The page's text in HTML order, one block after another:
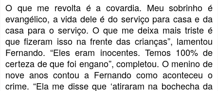
O que me revolta é a covardia. Meu sobrinho é
evangélico, a vida dele é do serviço para casa e da
casa para o serviço. O que me deixa mais triste é
que fizeram isso na frente das crianças”, lamentou
Fernando. “Eles eram inocentes. Temos 100% de
certeza de que foi engano”, completou. O menino de
nove anos contou a Fernando como aconteceu o
crime. “Ela me disse que ‘atiraram na bochecha da